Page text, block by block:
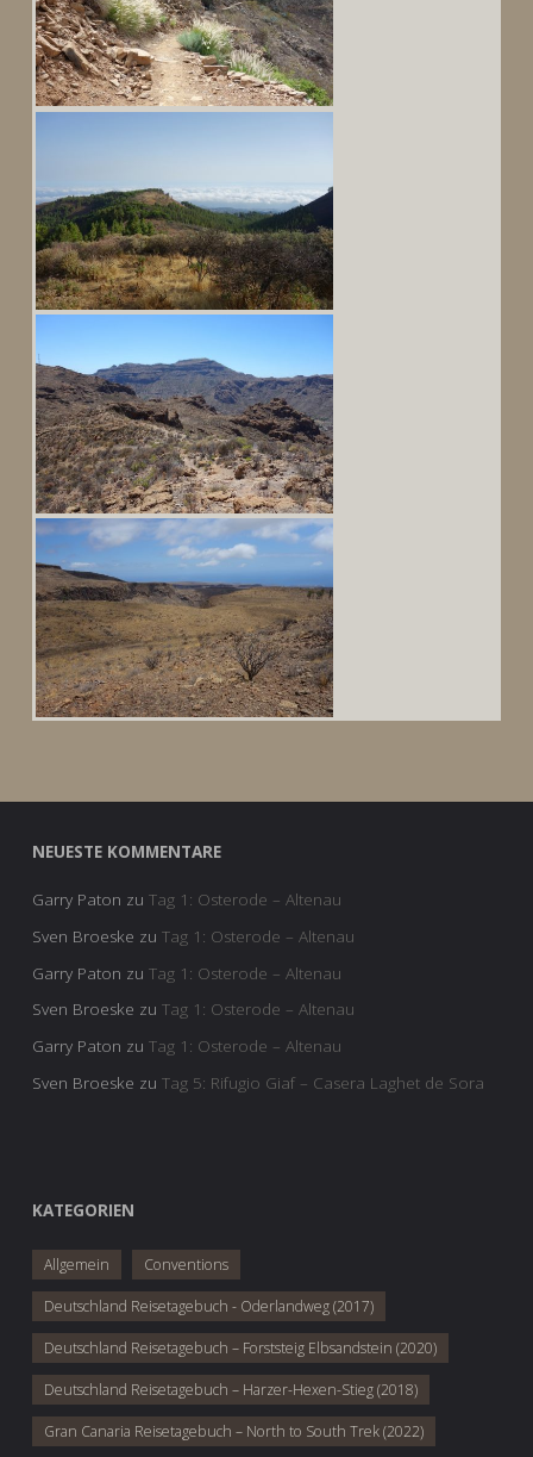
NEUESTE KOMMENTARE
Garry Paton zu Tag 1: Osterode – Altenau
Sven Broeske zu Tag 1: Osterode – Altenau
Garry Paton zu Tag 1: Osterode – Altenau
Sven Broeske zu Tag 1: Osterode – Altenau
Garry Paton zu Tag 1: Osterode – Altenau
Sven Broeske zu Tag 5: Rifugio Giaf – Casera Laghet de Sora
KATEGORIEN
Allgemein Conventions
Deutschland Reisetagebuch - Oderlandweg (2017)
Deutschland Reisetagebuch – Forststeig Elbsandstein (2020)
Deutschland Reisetagebuch – Harzer-Hexen-Stieg (2018)
Gran Canaria Reisetagebuch – North to South Trek (2022)